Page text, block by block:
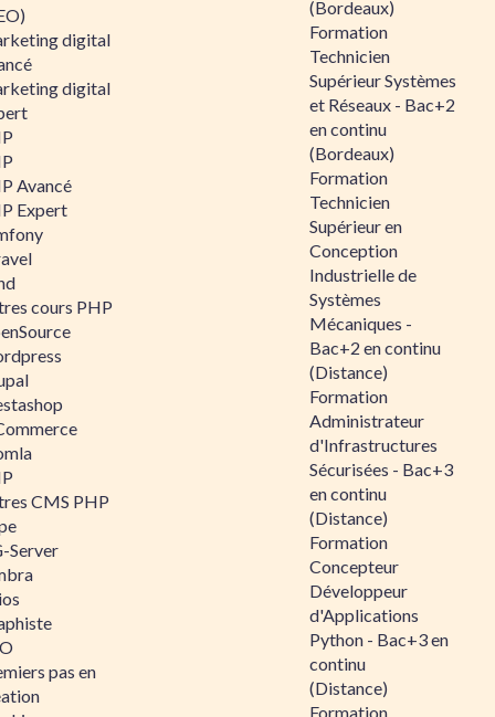
digital
digital
Avancé
Expert
cours PHP
CMS PHP
Server
pas en
(Bordeaux)
Formation
Technicien
Supérieur Systèmes
et Réseaux - Bac+2
en continu
(Bordeaux)
Formation
Technicien
Supérieur en
Conception
Industrielle de
Systèmes
Mécaniques -
Bac+2 en continu
(Distance)
Formation
Administrateur
d'Infrastructures
Sécurisées - Bac+3
en continu
(Distance)
Formation
Concepteur
Développeur
d'Applications
Python - Bac+3 en
continu
(Distance)
Formation